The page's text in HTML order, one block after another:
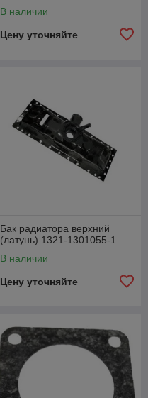
В наличии
Цену уточняйте
Бак радиатора верхний
(латунь) 1321-1301055-1
В наличии
Цену уточняйте